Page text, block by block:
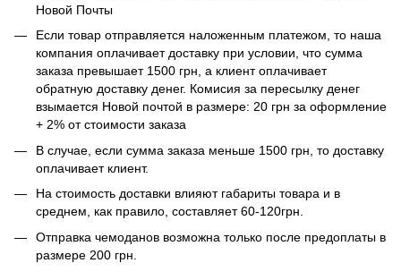
Новой Почты
Если товар отправляется наложенным платежом, то наша
компания оплачивает доставку при условии, что сумма
заказа превышает 1500 грн, а клиент оплачивает
обратную доставку денег. Комисия за пересылку денег
взымается Новой почтой в размере: 20 грн за оформление
+ 2% от стоимости заказа
В случае, если сумма заказа меньше 1500 грн, то доставку
оплачивает клиент.
На стоимость доставки влияют габариты товара и в
среднем, как правило, составляет 60-120грн.
Отправка чемоданов возможна только после предоплаты в
размере 200 грн.